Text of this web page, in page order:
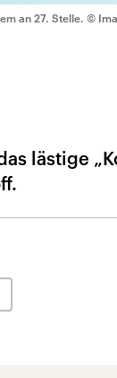
an 27. Stelle. ©
lästige